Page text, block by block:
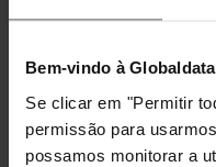
Bem-vindo à
Se clicar em "Permitir
permissão para
possamos monitorar a
Indicação
Indicador de carga da